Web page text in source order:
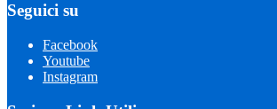
Seguici su
Facebook
Youtube
Instagram